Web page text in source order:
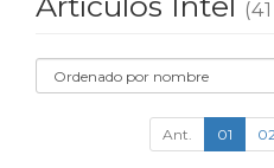
Ant. 01